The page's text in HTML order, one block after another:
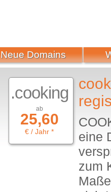
.cooking
ab
25,60
€ / Jahr *
eine
zum
Neue Domains